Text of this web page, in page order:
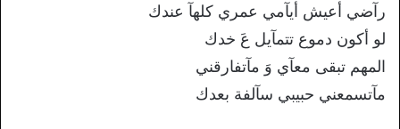
رآضي أعيش أيآمي عمري كلهآ عندك
لو أكون دموع تتمآيل عَ خدك
المهم تبقى معآي وَ مآتفارقني
مآتسمعني حبيبي سآلفة بعدك